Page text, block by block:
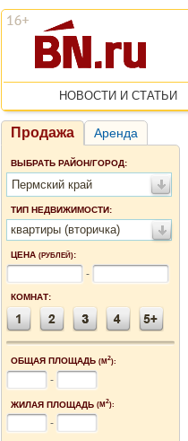
НОВОСТИ И СТАТЬИ
Продажа Аренда
ВЫБРАТЬ РАЙОН/ГОРОД:
Пермский край
ТИП НЕДВИЖИМОСТИ:
квартиры (вторичка)
ЦЕНА (РУБЛЕЙ):
-
КОМНАТ:
ОБЩАЯ ПЛОЩАДЬ (М2):
-
ЖИЛАЯ ПЛОЩАДЬ (М2):
-